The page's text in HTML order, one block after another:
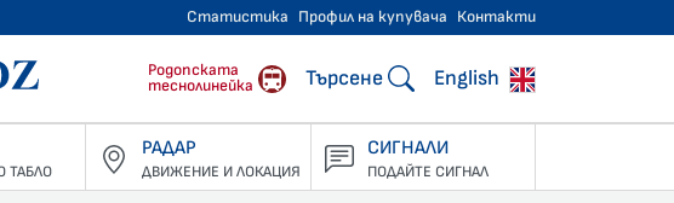
Статистика Профил на купувача Контакти
БДЖ - Пътнически превози
Родопската
теснолинейка
Търсене English
ТАБЛО
РАДАР
ДВИЖЕНИЕ И ЛОКАЦИЯ
СИГНАЛИ
ПОДАЙТЕ СИГНАЛ